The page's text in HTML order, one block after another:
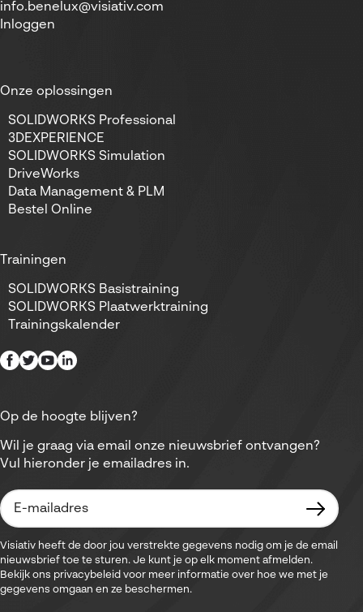
info.benelux@visiativ.com
Inloggen
Onze oplossingen
SOLIDWORKS Professional
3DEXPERIENCE
SOLIDWORKS Simulation
DriveWorks
Data Management & PLM
Bestel Online
Trainingen
SOLIDWORKS Basistraining
SOLIDWORKS Plaatwerktraining
Trainingskalender
Op de hoogte blijven?
Wil je graag via email onze nieuwsbrief ontvangen?
Vul hieronder je emailadres in.
Visiativ heeft de door jou verstrekte gegevens nodig om je de email
nieuwsbrief toe te sturen. Je kunt je op elk moment afmelden.
Bekijk ons privacybeleid voor meer informatie over hoe we met je
gegevens omgaan en ze beschermen.